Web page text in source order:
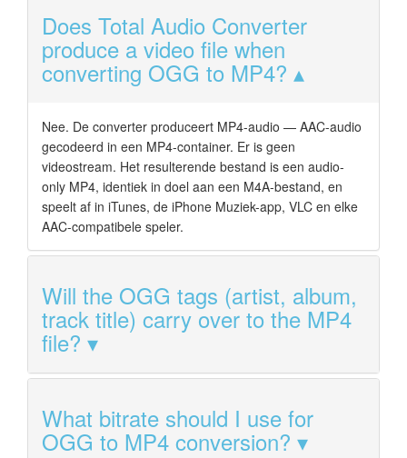
Does Total Audio Converter
produce a video file when
converting OGG to MP4?
Nee. De converter produceert MP4-audio — AAC-audio
gecodeerd in een MP4-container. Er is geen
videostream. Het resulterende bestand is een audio-
only MP4, identiek in doel aan een M4A-bestand, en
speelt af in iTunes, de iPhone Muziek-app, VLC en elke
AAC-compatibele speler.
Will the OGG tags (artist, album,
track title) carry over to the MP4
file?
What bitrate should I use for
OGG to MP4 conversion?